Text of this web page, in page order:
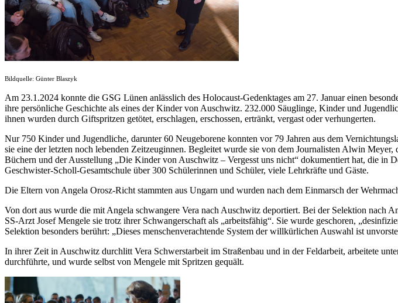
Bildquelle: Günter Blaszyk
Am 23.1.2024 konnte die GSG Lünen anlässlich des Holocaust-Gedenktages am 27. Januar einen
ihre persönliche Geschichte als eines der Kinder von Auschwitz. 232.000 Säuglinge, Kinder und
ihnen wurden durch Giftspritzen getötet, erschlagen, erschossen, ertränkt, vergast oder verhungerten.
Nur 750 Kinder und Jugendliche, darunter 60 Neugeborene konnten vor 79 Jahren aus dem
sie eine der letzten noch lebenden Zeitzeuginnen. Begleitet wurde sie von dem Journalisten Alwin
Büchern und der Ausstellung „Die Kinder von Auschwitz – Vergesst uns nicht“ dokumentiert hat, die in
Geschwister-Scholl-Gesamtschule über 300 Schülerinnen und Schüler, viele Lehrkräfte und Gäste.
Die Eltern von Angela Orosz-Richt stammten aus Ungarn und wurden nach dem Einmarsch der
Von dort aus wurde die mit Angela schwangere Vera nach Auschwitz deportiert. Bei der Selektion nach
SS-Arzt Josef Mengele sie trotz ihrer Schwangerschaft als „arbeitsfähig“. Sie wurde geschoren,
Selektion besonders berührt: „Dieses menschenverachtende System der willkürlichen Auswahl ist
In ihrer Zeit in Auschwitz durchlitt Vera Schwerstarbeit im Straßenbau und in der Feldarbeit, arbeitete
durchführte, und wurde selbst von Mengele mit Spritzen gequält.